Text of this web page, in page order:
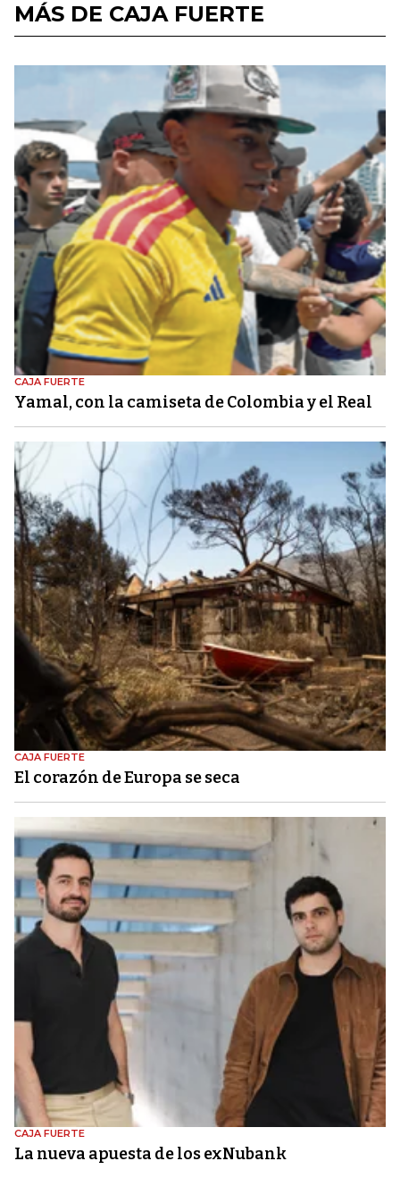
MÁS DE CAJA FUERTE
CAJA FUERTE
Yamal, con la camiseta de Colombia y el Real
CAJA FUERTE
El corazón de Europa se seca
CAJA FUERTE
La nueva apuesta de los exNubank